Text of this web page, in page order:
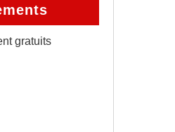
gratuits